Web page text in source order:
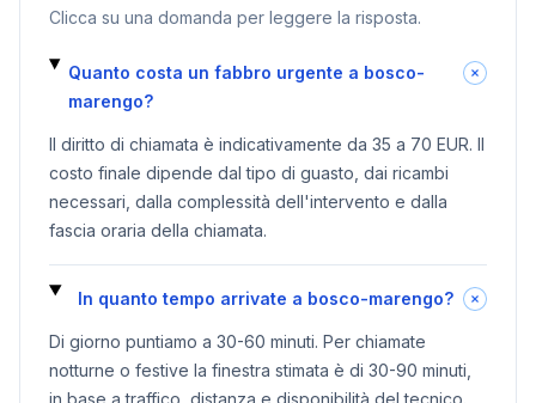
Clicca su una domanda per leggere la risposta.
Quanto costa un fabbro urgente a bosco-
marengo?
Il diritto di chiamata è indicativamente da 35 a 70 EUR. Il
costo finale dipende dal tipo di guasto, dai ricambi
necessari, dalla complessità dell'intervento e dalla
fascia oraria della chiamata.
In quanto tempo arrivate a bosco-marengo?
Di giorno puntiamo a 30-60 minuti. Per chiamate
notturne o festive la finestra stimata è di 30-90 minuti,
in base a traffico, distanza e disponibilità del tecnico.